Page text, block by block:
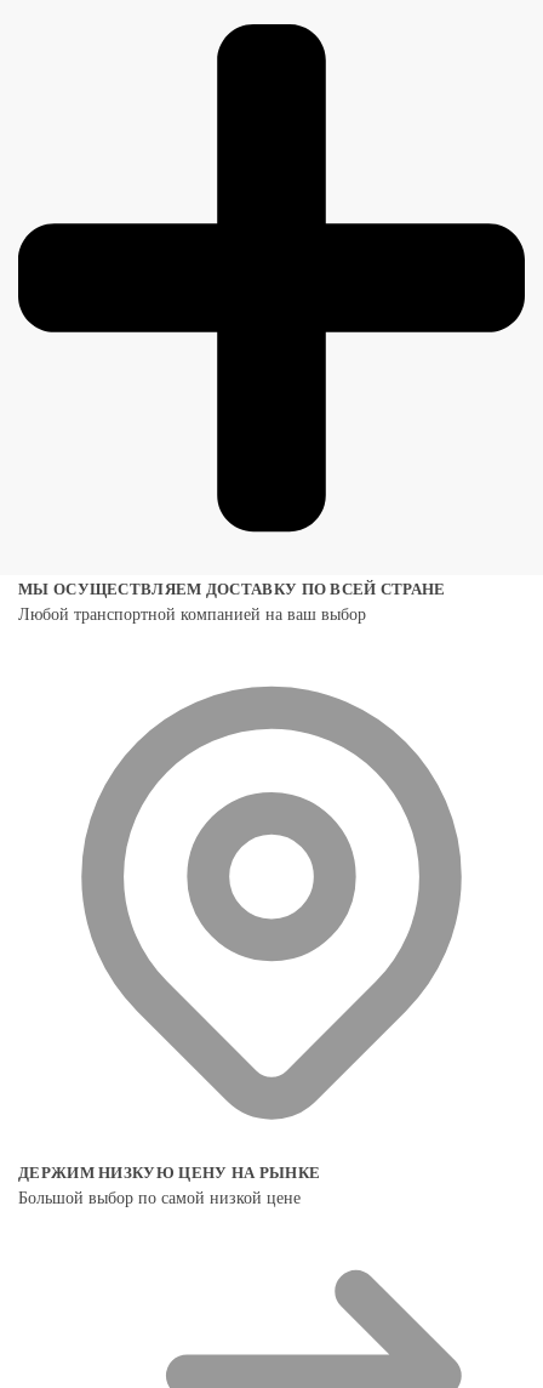
МЫ ОСУЩЕСТВЛЯЕМ ДОСТАВКУ ПО ВСЕЙ СТРАНЕ
Любой транспортной компанией на ваш выбор
ДЕРЖИМ НИЗКУЮ ЦЕНУ НА РЫНКЕ
Большой выбор по самой низкой цене